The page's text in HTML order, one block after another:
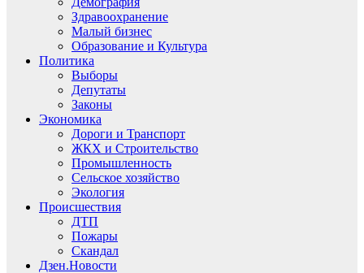
Здравоохранение
Малый бизнес
Образование и Культура
Политика
Выборы
Депутаты
Законы
Экономика
Дороги и Транспорт
ЖКХ и Строительство
Промышленность
Сельское хозяйство
Экология
Происшествия
ДТП
Пожары
Скандал
Дзен.Новости